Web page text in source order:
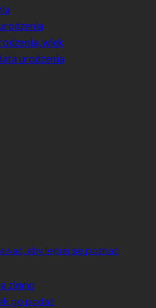
wiek
urodzenia
aby lepiej się poznać
go podać